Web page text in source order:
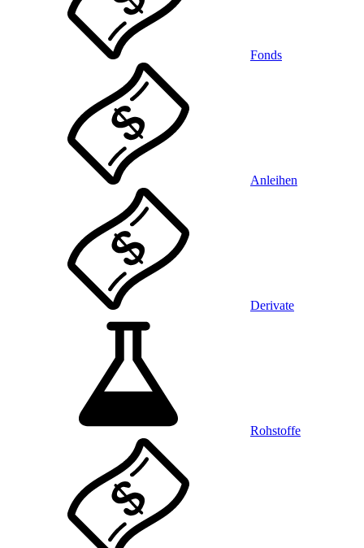
Fonds
Anleihen
Derivate
Rohstoffe